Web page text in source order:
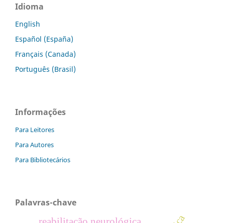
Idioma
English
Español (España)
Français (Canada)
Português (Brasil)
Informações
Para Leitores
Para Autores
Para Bibliotecários
Palavras-chave